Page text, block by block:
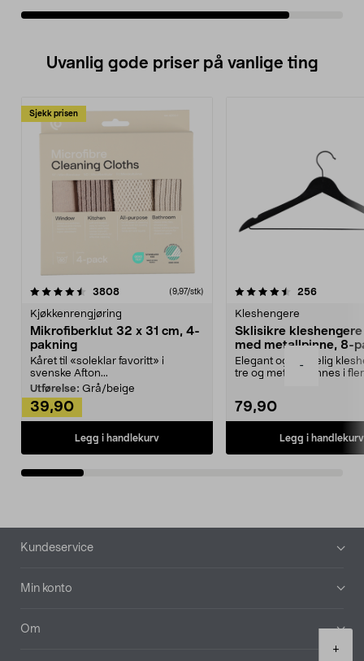
-
+
Uvanlig gode priser på vanlige ting
Sjekk prisen
3808anmeldelser(9,97/stk)
Kjøkkenrengjøring
Mikrofiberklut 32 x 31 cm, 4-
pakning
Kåret til «soleklar favoritt» i
svenske Afton...
Utførelse: Grå/beige
39,90
Legg i handlekurv
4.5av 5 stjerner 256
Kleshengere
Sklisikre
med metallpinne, 8-
Elegant og skikkelig
tre og metall – finnes i
79,90
Legg i handlekurv
4.5av 5 stjerner
Bunntekst
Kundeservice
Min konto
Om